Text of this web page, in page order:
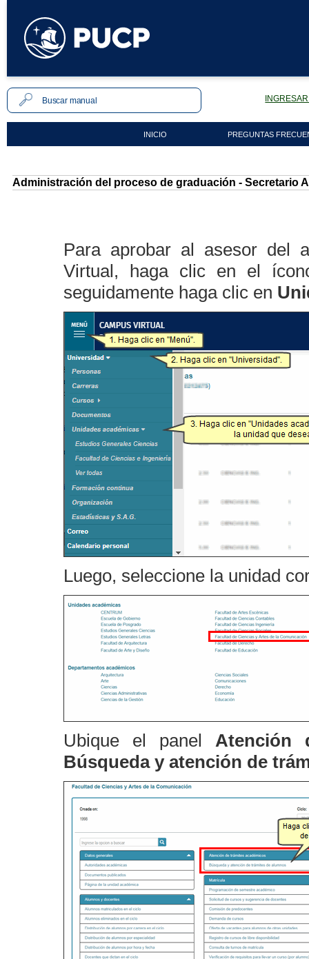
INICIO PREGUNTAS
Administración del proceso de graduación - Secretario
Para aprobar al asesor del
Virtual, haga clic en el
seguidamente haga clic en
Luego, seleccione la unidad
Ubique el panel Atención
Búsqueda y atención de